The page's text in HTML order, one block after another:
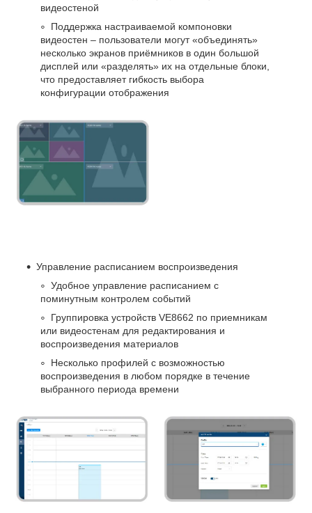
видеостеной
Поддержка настраиваемой компоновки
видеостен – пользователи могут «объединять»
несколько экранов приёмников в один большой
дисплей или «разделять» их на отдельные блоки,
что предоставляет гибкость выбора
конфигурации отображения
Управление расписанием воспроизведения
Удобное управление расписанием с
поминутным контролем событий
Группировка устройств VE8662 по приемникам
или видеостенам для редактирования и
воспроизведения материалов
Несколько профилей с возможностью
воспроизведения в любом порядке в течение
выбранного периода времени